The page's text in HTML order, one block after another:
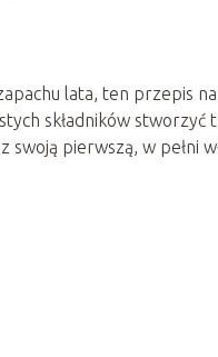
lata, ten przepis
składników stworzyć
swoją pierwszą, w pełni